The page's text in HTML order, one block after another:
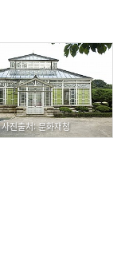
사진출처: 문화재청